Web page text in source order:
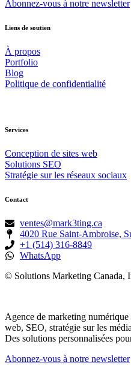
Abonnez-vous à notre newsletter
Liens de soutien
À propos
Portfolio
Blog
Politique de confidentialité
Services
Conception de sites web
Solutions SEO
Stratégie sur les réseaux sociaux
Contact
ventes@mark3ting.ca
4020 Rue Saint-Ambroise,
+1 (514) 316-8849
WhatsApp
© Solutions Marketing Canada,
Agence de marketing
web, SEO, stratégie sur les
Des solutions personnalisées
Abonnez-vous à notre newsletter